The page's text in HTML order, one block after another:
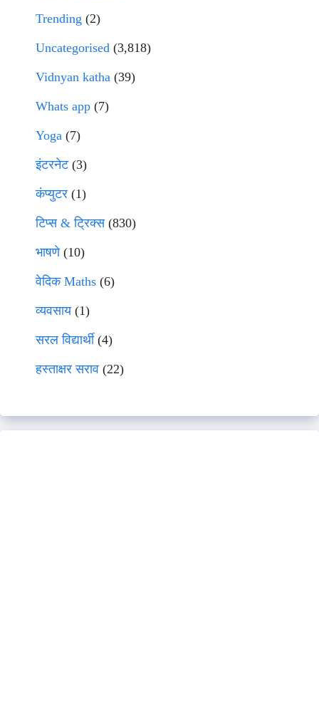
Trending (2)
Uncategorised (3,818)
Vidnyan katha (39)
Whats app (7)
Yoga (7)
इंटरनेट(3)
कंप्युटर (1)
टिप्स & ट्रिक्स(830)
भाषणे(10)
वेदिक Maths (6)
व्यवसाय(1)
सरल विद्यार्थी(4)
हस्ताक्षर सराव (22)